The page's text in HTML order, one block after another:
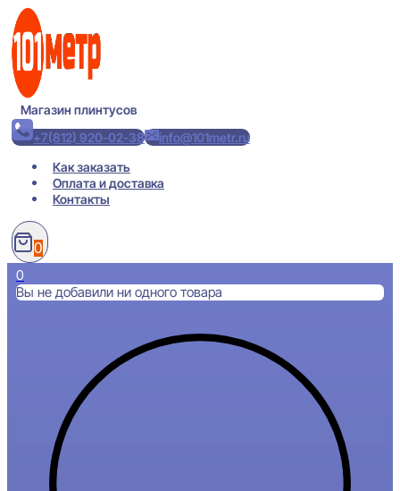
Перейти
содержимому
Магазин плинтусов
+7(812) 920-02-38
info@101metr.ru
Как заказать
Оплата и доставка
Контакты
0
0
Вы не добавили ни одного товара